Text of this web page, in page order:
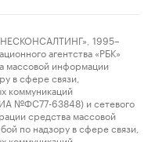
1995–
агентства «РБК»
массовой информации
в сфере связи,
коммуникаций
№ФС77-63848) и сетевого
средства массовой
по надзору в сфере связи,